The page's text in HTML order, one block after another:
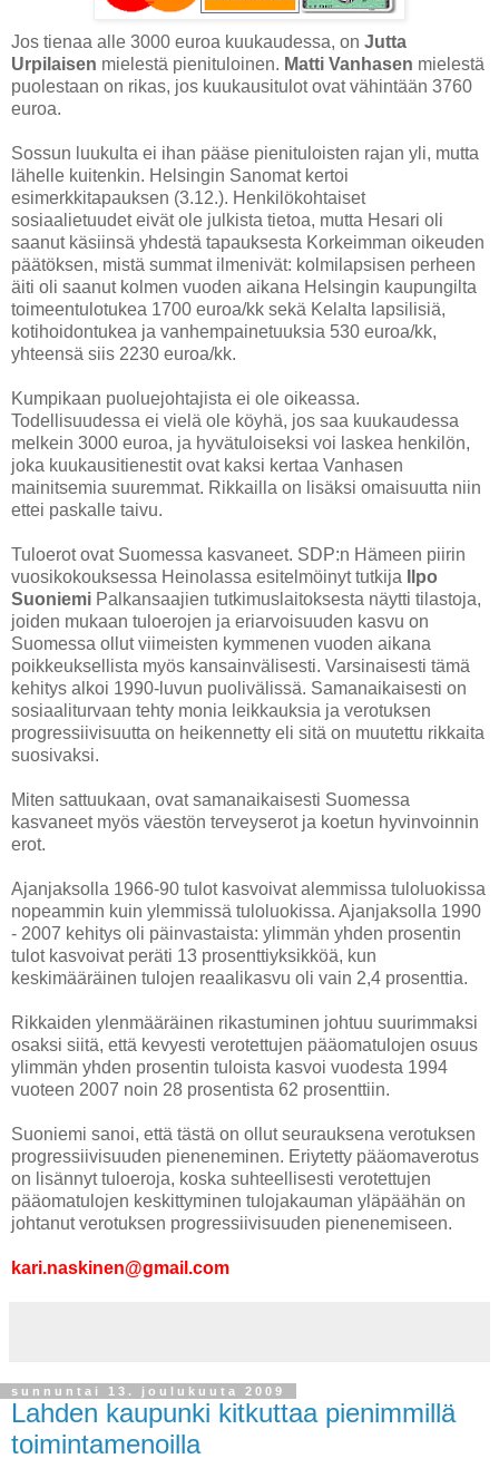
Jos tienaa alle 3000 euroa kuukaudessa, on Jutta
Urpilaisen mielestä pienituloinen. Matti Vanhasen mielestä
puolestaan on rikas, jos kuukausitulot ovat vähintään 3760
euroa.
Sossun luukulta ei ihan pääse pienituloisten rajan yli, mutta
lähelle kuitenkin. Helsingin Sanomat kertoi
esimerkkitapauksen (3.12.). Henkilökohtaiset
sosiaalietuudet eivät ole julkista tietoa, mutta Hesari oli
saanut käsiinsä yhdestä tapauksesta Korkeimman oikeuden
päätöksen, mistä summat ilmenivät: kolmilapsisen perheen
äiti oli saanut kolmen vuoden aikana Helsingin kaupungilta
toimeentulotukea 1700 euroa/kk sekä Kelalta lapsilisiä,
kotihoidontukea ja vanhempainetuuksia 530 euroa/kk,
yhteensä siis 2230 euroa/kk.
Kumpikaan puoluejohtajista ei ole oikeassa.
Todellisuudessa ei vielä ole köyhä, jos saa kuukaudessa
melkein 3000 euroa, ja hyvätuloiseksi voi laskea henkilön,
joka kuukausitienestit ovat kaksi kertaa Vanhasen
mainitsemia suuremmat. Rikkailla on lisäksi omaisuutta niin
ettei paskalle taivu.
Tuloerot ovat Suomessa kasvaneet. SDP:n Hämeen piirin
vuosikokouksessa Heinolassa esitelmöinyt tutkija
Ilpo
Suoniemi Palkansaajien tutkimuslaitoksesta näytti tilastoja,
joiden mukaan tuloerojen ja eriarvoisuuden kasvu on
Suomessa ollut viimeisten kymmenen vuoden aikana
poikkeuksellista myös kansainvälisesti. Varsinaisesti tämä
kehitys alkoi 1990-luvun puolivälissä. Samanaikaisesti on
sosiaaliturvaan tehty monia leikkauksia ja verotuksen
progressiivisuutta on heikennetty eli sitä on muutettu rikkaita
suosivaksi.
Miten sattuukaan, ovat samanaikaisesti Suomessa
kasvaneet myös väestön terveyserot ja koetun hyvinvoinnin
erot.
Ajanjaksolla 1966-90 tulot kasvoivat alemmissa tuloluokissa
nopeammin kuin ylemmissä tuloluokissa. Ajanjaksolla 1990
- 2007 kehitys oli päinvastaista: ylimmän yhden prosentin
tulot kasvoivat peräti 13 prosenttiyksikköä, kun
keskimääräinen tulojen reaalikasvu oli vain 2,4 prosenttia.
Rikkaiden ylenmääräinen rikastuminen johtuu suurimmaksi
osaksi siitä, että kevyesti verotettujen pääomatulojen osuus
ylimmän yhden prosentin tuloista kasvoi vuodesta 1994
vuoteen 2007 noin 28 prosentista 62 prosenttiin.
Suoniemi sanoi, että tästä on ollut seurauksena verotuksen
progressiivisuuden pieneneminen. Eriytetty pääomaverotus
on lisännyt tuloeroja, koska suhteellisesti verotettujen
pääomatulojen keskittyminen tulojakauman yläpäähän on
johtanut verotuksen progressiivisuuden pienenemiseen.
kari.naskinen@gmail.com
sunnuntai 13. joulukuuta 2009
Lahden kaupunki kitkuttaa pienimmillä
toimintamenoilla